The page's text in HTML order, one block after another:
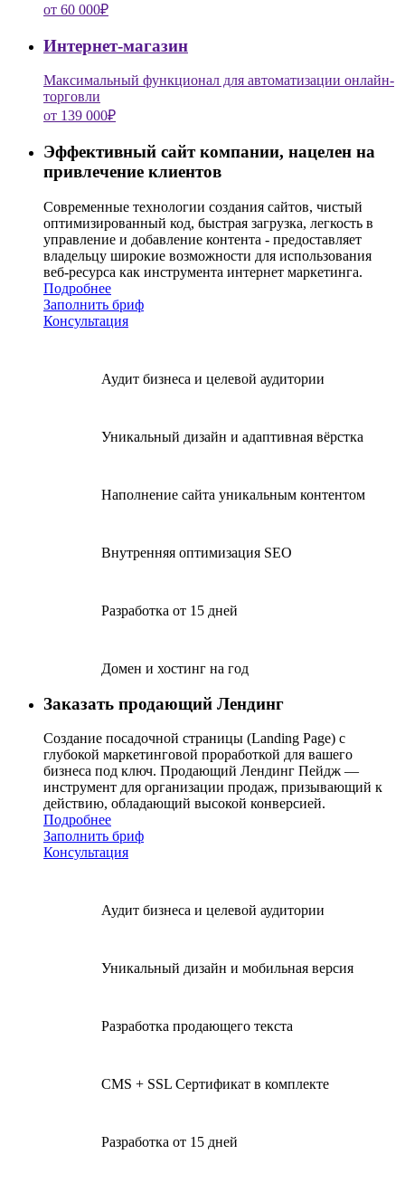
от 60 000₽
Интернет-магазин
Максимальный функционал для автоматизации онлайн-
торговли
от 139 000₽
Эффективный сайт компании, нацелен на
привлечение клиентов
Современные технологии создания сайтов, чистый
оптимизированный код, быстрая загрузка, легкость в
управление и добавление контента - предоставляет
владельцу широкие возможности для использования
веб-ресурса как инструмента интернет маркетинга.
Подробнее
Заполнить бриф
Консультация
Аудит бизнеса и целевой аудитории
Уникальный дизайн и адаптивная вёрстка
Наполнение сайта уникальным контентом
Внутренняя оптимизация SEO
Разработка от 15 дней
Домен и хостинг на год
Заказать продающий Лендинг
Создание посадочной страницы (Landing Page) с
глубокой маркетинговой проработкой для вашего
бизнеса под ключ. Продающий Лендинг Пейдж —
инструмент для организации продаж, призывающий к
действию, обладающий высокой конверсией.
Подробнее
Заполнить бриф
Консультация
Аудит бизнеса и целевой аудитории
Уникальный дизайн и мобильная версия
Разработка продающего текста
CMS + SSL Сертификат в комплекте
Разработка от 15 дней